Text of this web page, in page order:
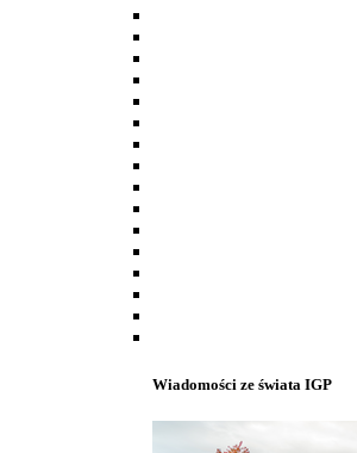
Wiadomości ze świata IGP